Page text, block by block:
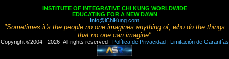
INSTITUTE OF INTEGRATIVE CHI KUNG WORLDWIDE
EDUCATING FOR A NEW DAWN
Info@iChiKung.com
"Sometimes it's the people no one imagines anything of, who do the things
that no one can imagine"
Copyright ©2004 - 2026 All rights reserved| Política de Privacidad| Limitación de Garantías